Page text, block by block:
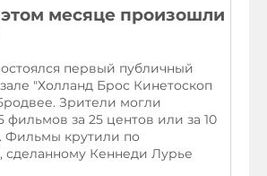
этом месяце произошли
первый публичный
"Холланд Брос Кинетоскоп
Зрители могли
фильмов за 25 центов или за 10
Фильмы крутили по
сделанному Кеннеди Лурье